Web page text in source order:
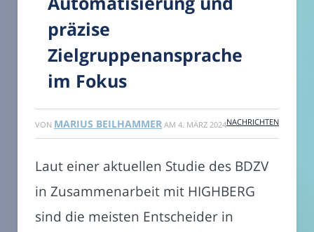
präzise
Zielgruppenansprache
im Fokus
VON MARIUS BEILHAMMER AM 4. MÄRZ 2024NACHRICHTEN
Laut einer aktuellen Studie des BDZV
in Zusammenarbeit mit HIGHBERG
sind die meisten Entscheider in